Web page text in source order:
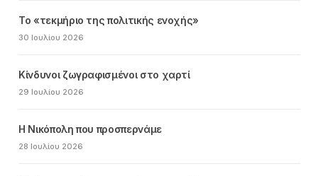
Το «τεκμήριο της πολιτικής ενοχής»
30 Ιουλίου 2026
Κίνδυνοι ζωγραφισμένοι στο χαρτί
29 Ιουλίου 2026
Η Νικόπολη που προσπερνάμε
28 Ιουλίου 2026